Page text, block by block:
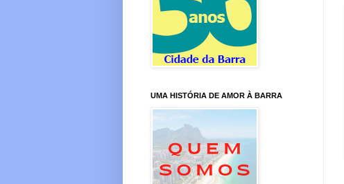
UMA HISTÓRIA DE AMOR À BARRA